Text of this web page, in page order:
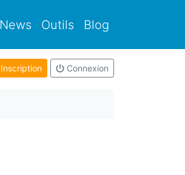
News Outils Blog
Inscription Connexion